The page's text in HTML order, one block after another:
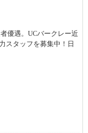
ルや条件等合わせる事
けするので、まずはお
優遇。UCバークレー近
スタッフを募集中！日